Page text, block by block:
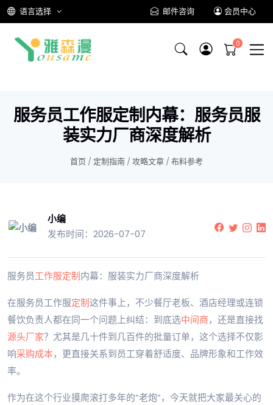
语言选择 邮件咨询 会员中心
服务员工作服定制内幕：服务员服
装实力厂商深度解析
首页 / 定制指南 / 攻略文章 / 布料参考
小编
发布时间：2026-07-07
服务员工作服定制内幕：服装实力厂商深度解析
在服务员工作服定制这件事上，不少餐厅老板、酒店经理或连锁
餐饮负责人都在同一个问题上纠结：到底选中间商，还是直接找
源头厂家？尤其是几十件到几百件的批量订单，这个选择不仅影
响采购成本，更直接关系到员工穿着舒适度、品牌形象和工作效
率。
作为在这个行业摸爬滚打多年的“老炮”，今天就把大家最关心的